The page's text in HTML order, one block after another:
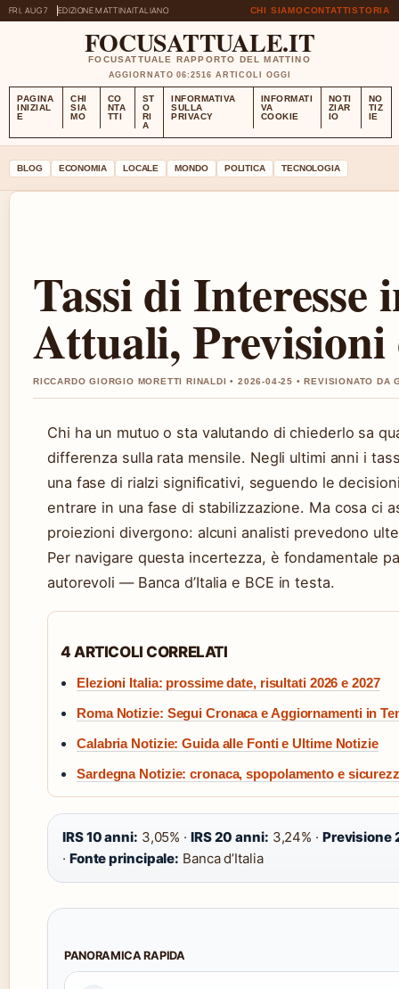
FRI, AUG 7 EDIZIONE MATTINAITALIANO CHI SIAMOCONTATTISTORIA
FOCUSATTUALE.IT
FOCUSATTUALE RAPPORTO DEL MATTINO
AGGIORNATO 06:2516 ARTICOLI OGGI
PAGINA
INIZIAL
E
CHI
SIA
MO
CO
NTA
TTI
ST
O
RI
A
INFORMATIVA
SULLA
PRIVACY
INFORMATI
VA
COOKIE
NOTI
ZIAR
IO
NO
TIZ
IE
BLOG ECONOMIA LOCALE MONDO POLITICA TECNOLOGIA
Tassi di
Attuali,
RICCARDO GIORGIO MORETTI RINALDI • 2026-04-25 • REVISIONATO DA
Chi ha un mutuo o sta valutando di chiederlo sa
differenza sulla rata mensile. Negli ultimi anni i
una fase di rialzi significativi, seguendo le
entrare in una fase di stabilizzazione. Ma cosa ci
proiezioni divergono: alcuni analisti prevedono
Per navigare questa incertezza, è fondamentale
autorevoli — Banca d’Italia e BCE in testa.
4 ARTICOLI CORRELATI
Elezioni Italia: prossime date, risultati 2026 e 2027
Roma Notizie: Segui Cronaca e Aggiornamenti in
Calabria Notizie: Guida alle Fonti e Ultime Notizie
Sardegna Notizie: cronaca, spopolamento e
IRS 10 anni: 3,05% · IRS 20 anni: 3,24% · Previsione
· Fonte principale: Banca d’Italia
PANORAMICA RAPIDA